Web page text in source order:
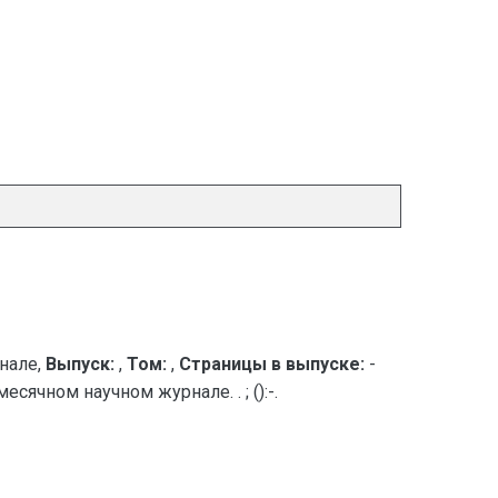
Выпуск: , Том: , Страницы в выпуске: -
научном журнале. . ; ():-.